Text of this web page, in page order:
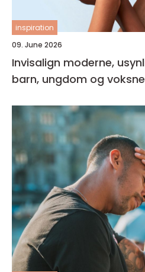
inspiration
09. June 2026
Invisalign moderne, usynlig tannregulering for
barn, ungdom og voksne